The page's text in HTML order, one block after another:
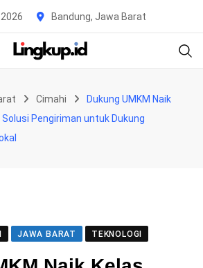
Bandung, Jawa Barat
Cimahi
Dukung UMKM Naik
Solusi Pengiriman untuk Dukung
JAWA BARAT TEKNOLOGI